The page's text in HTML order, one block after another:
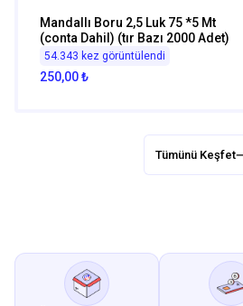
Mandallı Boru 2,5 Luk 75 *5 Mt
(conta Dahil) (tır Bazı 2000 Adet)
54.343 kez görüntülendi
250,00 ₺
Tümünü Keşfet